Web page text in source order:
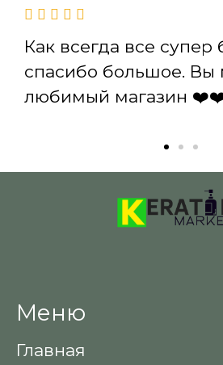
Как всегда все супер
спасибо большое. Вы
любимый магазин
Меню
Главная